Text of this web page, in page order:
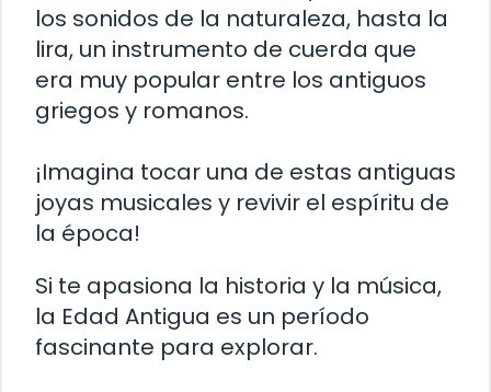
los sonidos de la naturaleza, hasta la
lira, un instrumento de cuerda que
era muy popular entre los antiguos
griegos y romanos.
¡Imagina tocar una de estas antiguas
joyas musicales y revivir el espíritu de
la época!
Si te apasiona la historia y la música,
la Edad Antigua es un período
fascinante para explorar.